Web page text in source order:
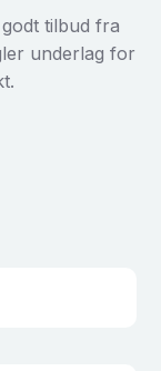
tilbud fra
underlag for